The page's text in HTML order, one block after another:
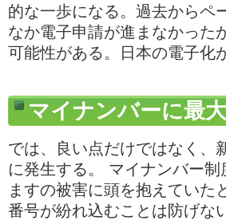
的な一歩になる。過去からペ
なか電子申請が進まなかった
可能性がある。日本の電子化
マイナンバーに最
では、良い点だけではなく、
に発生する。 マイナンバー
ますの被害に頭を抱えていた
番号が紛れ込むことは防げな